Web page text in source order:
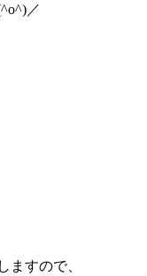
／
ますので、